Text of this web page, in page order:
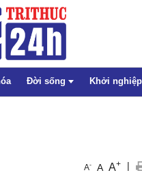
Đời sống Khởi nghiệp
A- A A+ |